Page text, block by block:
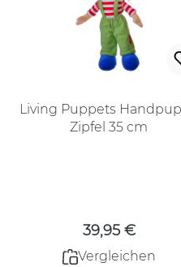
Living Puppets
Zipfel 35 cm
39,95 €
Vergleichen